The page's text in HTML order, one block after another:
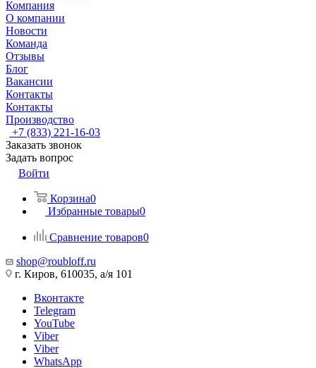
Компания
О компании
Новости
Команда
Отзывы
Блог
Вакансии
Контакты
Контакты
Производство
+7 (833) 221-16-03
Заказать звонок
Задать вопрос
Войти
Корзина0
Избранные товары0
Сравнение товаров0
shop@roubloff.ru
г. Киров, 610035, а/я 101
Вконтакте
Telegram
YouTube
Viber
Viber
WhatsApp